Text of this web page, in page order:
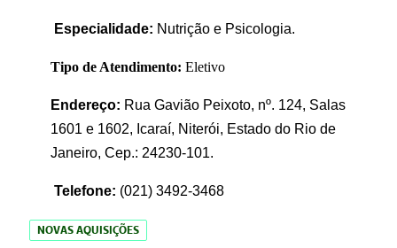
Especialidade: Nutrição e Psicologia.
Tipo de Atendimento: Eletivo
Endereço: Rua Gavião Peixoto, nº. 124, Salas
1601 e 1602, Icaraí, Niterói, Estado do Rio de
Janeiro, Cep.: 24230-101.
Telefone: (021) 3492-3468
NOVAS AQUISIÇÕES